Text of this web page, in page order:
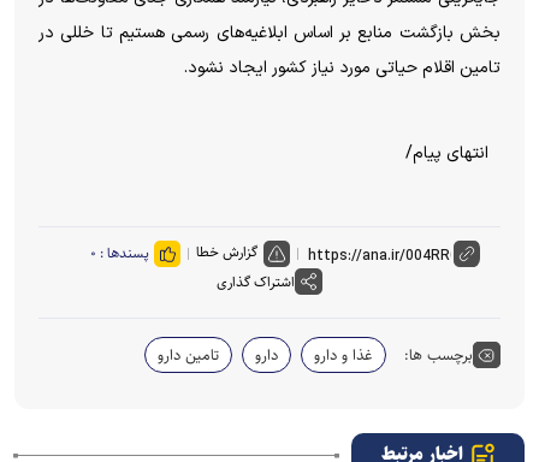
بخش بازگشت منابع بر اساس ابلاغیه‌های رسمی هستیم تا خللی در
تامین اقلام حیاتی مورد نیاز کشور ایجاد نشود.
انتهای پیام/
گزارش خطا پسندها : ۰
اشتراک گذاری
برچسب ها: غذا و دارو دارو تامین دارو
اخبار مرتبط